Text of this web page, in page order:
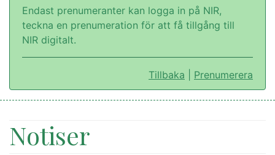
Endast prenumeranter kan logga in på NIR,
teckna en prenumeration för att få tillgång till
NIR digitalt.
Tillbaka Prenumerera
Notiser